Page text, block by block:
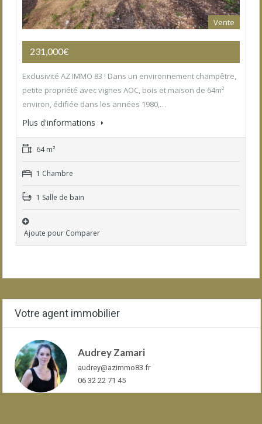
Vente
231,000€
Exclusivité AZ IMMO 83 ! Dans un environnement champêtre,
petite propriété avec vignes AOC, bois et maison de 64m²
environ, édifiée dans les années 1980,…
Plus d'informations
64 m²
1 Chambre
1 Salle de bain
Ajoute pour Comparer
Votre agent immobilier
Audrey Zamari
audrey@azimmo83.fr
06 32 22 71 45